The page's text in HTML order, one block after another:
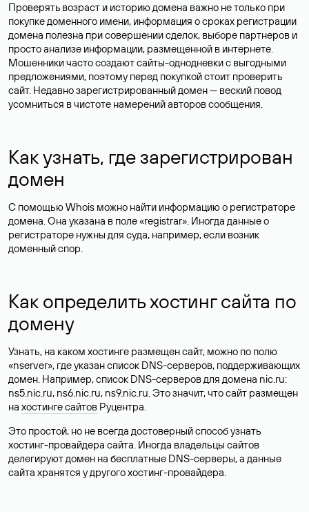
Проверять возраст и историю домена важно не только при
покупке доменного имени, информация о сроках регистрации
домена полезна при совершении сделок, выборе партнеров и
просто анализе информации, размещенной в интернете.
Мошенники часто создают сайты-однодневки с выгодными
предложениями, поэтому перед покупкой стоит проверить
сайт. Недавно зарегистрированный домен — веский повод
усомниться в чистоте намерений авторов сообщения.
Как узнать, где зарегистрирован
домен
С помощью Whois можно найти информацию о регистраторе
домена. Она указана в поле «registrar». Иногда данные о
регистраторе нужны для суда, например, если возник
доменный спор.
Как определить хостинг сайта по
домену
Узнать, на каком хостинге размещен сайт, можно по полю
«nserver», где указан список DNS-серверов, поддерживающих
домен. Например, список DNS-серверов для домена nic.ru:
ns5.nic.ru, ns6.nic.ru, ns9.nic.ru. Это значит, что сайт размещен
на хостинге сайтов Руцентра.
Это простой, но не всегда достоверный способ узнать
хостинг-провайдера сайта. Иногда владельцы сайтов
делегируют домен на бесплатные DNS-серверы, а данные
сайта хранятся у другого хостинг-провайдера.